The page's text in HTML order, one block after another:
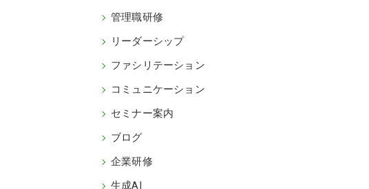
管理職研修
リーダーシップ
ファシリテーション
コミュニケーション
セミナー案内
ブログ
企業研修
生成AI